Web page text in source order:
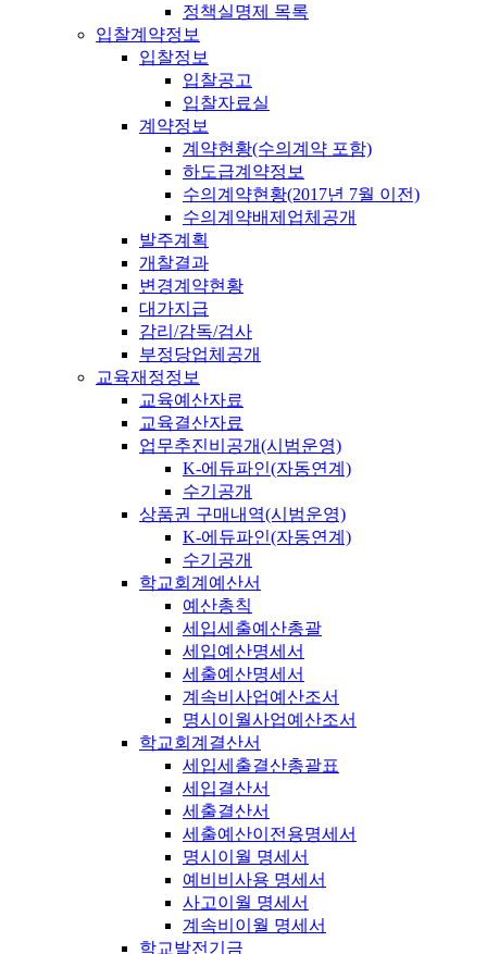
정책실명제 목록
입찰계약정보
입찰정보
입찰공고
입찰자료실
계약정보
계약현황(수의계약 포함)
하도급계약정보
수의계약현황(2017년 7월 이전)
수의계약배제업체공개
발주계획
개찰결과
변경계약현황
대가지급
감리/감독/검사
부정당업체공개
교육재정정보
교육예산자료
교육결산자료
업무추진비공개(시범운영)
K-에듀파인(자동연계)
수기공개
상품권 구매내역(시범운영)
K-에듀파인(자동연계)
수기공개
학교회계예산서
예산총칙
세입세출예산총괄
세입예산명세서
세출예산명세서
계속비사업예산조서
명시이월사업예산조서
학교회계결산서
세입세출결산총괄표
세입결산서
세출결산서
세출예산이전용명세서
명시이월 명세서
예비비사용 명세서
사고이월 명세서
계속비이월 명세서
학교발전기금